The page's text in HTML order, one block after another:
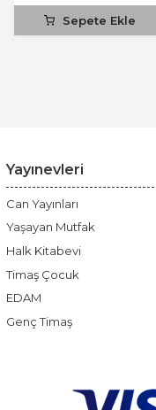
Sepete Ekle
Yayınevleri
Can Yayınları
Yaşayan Mutfak
Halk Kitabevi
Timaş Çocuk
EDAM
Genç Timaş